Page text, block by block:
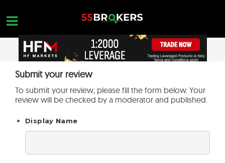
content
MEILLEUR BROKER FOREX
ARNAQUE TRADING
DEMANDES DE COMMERCE
NOUS CONTACTER
OPEN A FREE ACCOUNT
Nothing found...
Submit your review
To submit your review, please fill the form below. Your
review will be checked by a moderator and published.
Display Name